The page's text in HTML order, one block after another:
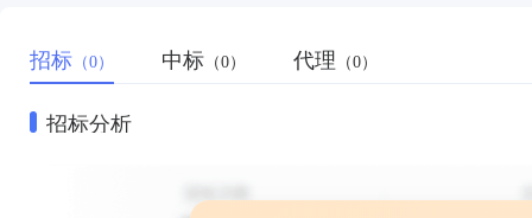
招标 （0） 中标 （0） 代理 （0）
招标分析